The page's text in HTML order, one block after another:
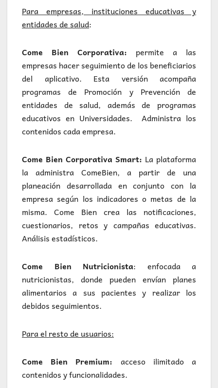
Para empresas, instituciones educativas y
entidades de salud:
Come Bien Corporativa: permite a las
empresas hacer seguimiento de los beneficiarios
del aplicativo. Esta versión acompaña
programas de Promoción y Prevención de
entidades de salud, además de programas
educativos en Universidades. Administra los
contenidos cada empresa.
Come Bien Corporativa Smart: La plataforma
la administra ComeBien, a partir de una
planeación desarrollada en conjunto con la
empresa según los indicadores o metas de la
misma. Come Bien crea las notificaciones,
cuestionarios, retos y campañas educativas.
Análisis estadísticos.
Come Bien Nutricionista: enfocada a
nutricionistas, donde pueden envían planes
alimentarios a sus pacientes y realizar los
debidos seguimientos.
Para el resto de usuarios:
Come Bien Premium: acceso ilimitado a
contenidos y funcionalidades.